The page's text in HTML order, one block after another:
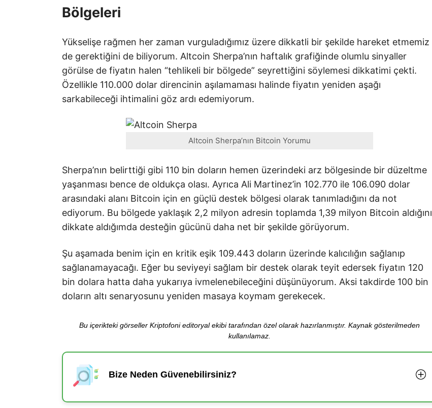
Bölgeleri
Yükselişe rağmen her zaman vurguladığımız üzere dikkatli bir şekilde hareket etmemiz
de gerektiğini de biliyorum. Altcoin Sherpa’nın haftalık grafiğinde olumlu sinyaller
görülse de fiyatın halen “tehlikeli bir bölgede” seyrettiğini söylemesi dikkatimi çekti.
Özellikle 110.000 dolar direncinin aşılamaması halinde fiyatın yeniden aşağı
sarkabileceği ihtimalini göz ardı edemiyorum.
Altcoin Sherpa’nın Bitcoin Yorumu
Sherpa’nın belirttiği gibi 110 bin doların hemen üzerindeki arz bölgesinde bir düzeltme
yaşanması bence de oldukça olası. Ayrıca Ali Martinez’in 102.770 ile 106.090 dolar
arasındaki alanı Bitcoin için en güçlü destek bölgesi olarak tanımladığını da not
ediyorum. Bu bölgede yaklaşık 2,2 milyon adresin toplamda 1,39 milyon Bitcoin aldığını
dikkate aldığımda desteğin gücünü daha net bir şekilde görüyorum.
Şu aşamada benim için en kritik eşik 109.443 doların üzerinde kalıcılığın sağlanıp
sağlanamayacağı. Eğer bu seviyeyi sağlam bir destek olarak teyit edersek fiyatın 120
bin dolara hatta daha yukarıya ivmelenebileceğini düşünüyorum. Aksi takdirde 100 bin
doların altı senaryosunu yeniden masaya koymam gerekecek.
Bu içerikteki görseller Kriptofoni editoryal ekibi tarafından özel olarak hazırlanmıştır. Kaynak gösterilmeden
kullanılamaz.
Bize Neden Güvenebilirsiniz?